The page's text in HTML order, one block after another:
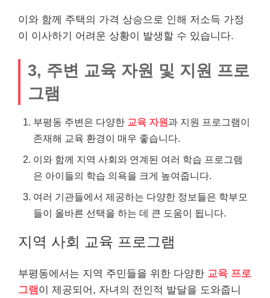
이와 함께 주택의 가격 상승으로 인해 저소득 가정
이 이사하기 어려운 상황이 발생할 수 있습니다.
3, 주변 교육 자원 및 지원 프로
그램
부평동 주변은 다양한 교육 자원과 지원 프로그램이
존재해 교육 환경이 매우 좋습니다.
이와 함께 지역 사회와 연계된 여러 학습 프로그램
은 아이들의 학습 의욕을 크게 높여줍니다.
여러 기관들에서 제공하는 다양한 정보들은 학부모
들이 올바른 선택을 하는 데 큰 도움이 됩니다.
지역 사회 교육 프로그램
부평동에서는 지역 주민들을 위한 다양한 교육 프로
그램 이 제공되어, 자녀의 전인적 발달을 도와줍니